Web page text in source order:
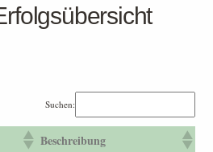
Suchen:
Beschreibung